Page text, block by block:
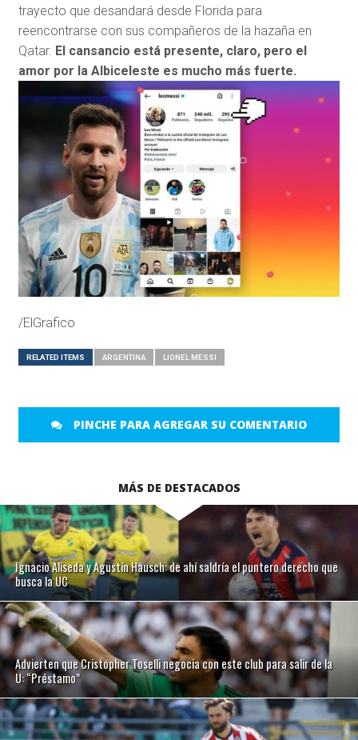
trayecto que desandará desde Florida para
reencontrarse con sus compañeros de la hazaña en
Qatar. El cansancio está presente, claro, pero el
amor por la Albiceleste es mucho más fuerte.
/ElGrafico
RELATED ITEMS ARGENTINA LIONEL MESSI
PINCHE PARA AGREGAR SU COMENTARIO
MÁS DE DESTACADOS
Ignacio Aliseda y Agustín Hausch: de ahí saldría el puntero derecho que
busca la UC
Advierten que Cristopher Toselli negocia con este club para salir de la
U: “Préstamo”